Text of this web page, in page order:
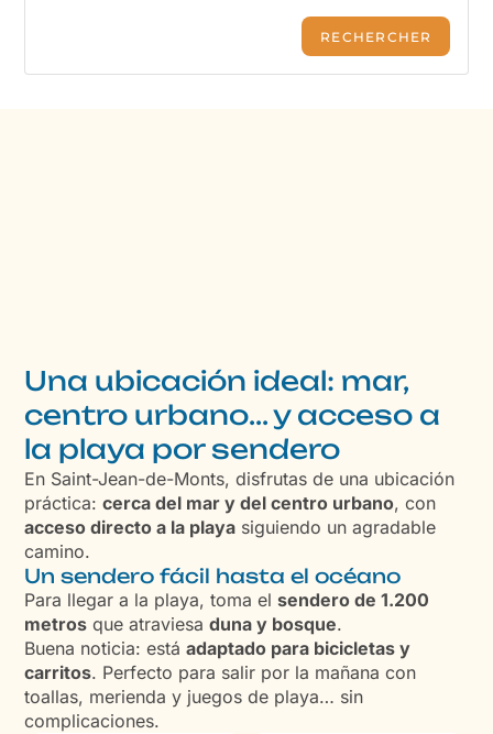
Una ubicación ideal: mar,
centro urbano... y acceso a
la playa por sendero
En Saint-Jean-de-Monts, disfrutas de una ubicación
práctica:cerca del mar y del centro urbano, con
acceso directo a la playa siguiendo un agradable
camino.
Un sendero fácil hasta el océano
Para llegar a la playa, toma elsendero de 1.200
metros que atraviesaduna y bosque.
Buena noticia: estáadaptado para bicicletas y
carritos. Perfecto para salir por la mañana con
toallas, merienda y juegos de playa… sin
complicaciones.